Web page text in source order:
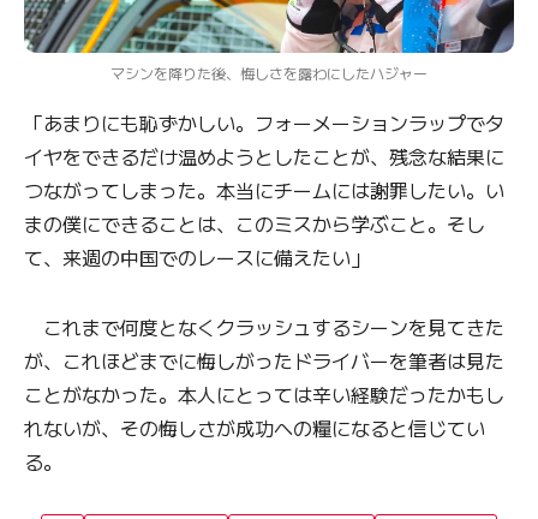
マシンを降りた後、悔しさを露わにしたハジャー
「あまりにも恥ずかしい。フォーメーションラップでタ
イヤをできるだけ温めようとしたことが、残念な結果に
つながってしまった。本当にチームには謝罪したい。い
まの僕にできることは、このミスから学ぶこと。そし
て、来週の中国でのレースに備えたい」
これまで何度となくクラッシュするシーンを見てきた
が、これほどまでに悔しがったドライバーを筆者は見た
ことがなかった。本人にとっては辛い経験だったかもし
れないが、その悔しさが成功への糧になると信じてい
る。